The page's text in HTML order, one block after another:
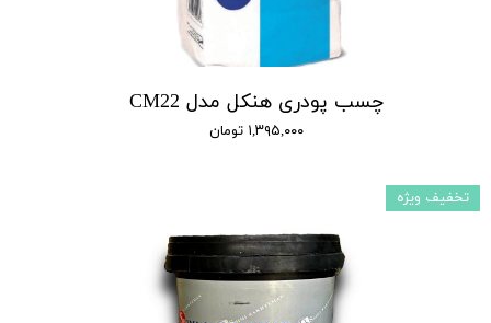
چسب پودری هنکل مدل CM22
۱,۳۹۵,۰۰۰ تومان
تخفیف ویژه